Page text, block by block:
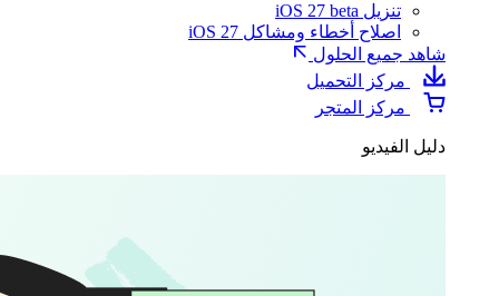
تنزيل iOS 27 beta
اصلاح أخطاء ومشاكل iOS 27
شاهد جميع الحلول
مركز التحميل
مركز المتجر
دليل الفيديو